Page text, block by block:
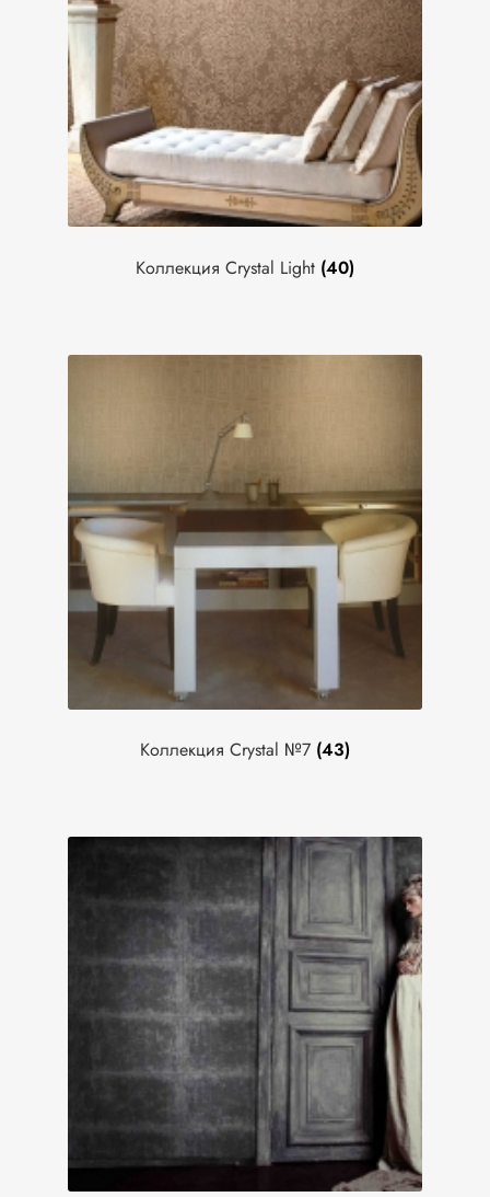
Коллекция Crystal Light (40)
Коллекция Crystal №7 (43)
Reef
Reveries
Страна
Италия
Материал
Природные материалы
Текстиль
Флизелин
Абстрактный
Геометрия
Имитация древесины
Имитация ткани
Имитация штукатурки
Классика
Клетка
Показать значение(я)
Цвет
Показать значение(я)
Тип
Метражные